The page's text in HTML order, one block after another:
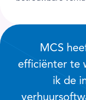
MCS
efficiënter te
ik de